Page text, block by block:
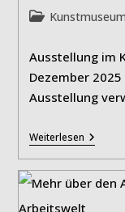
Beitrags-
Ausstellung im
Dezember
Ausstellung
WeiterlesenKerstin
Brätsch: